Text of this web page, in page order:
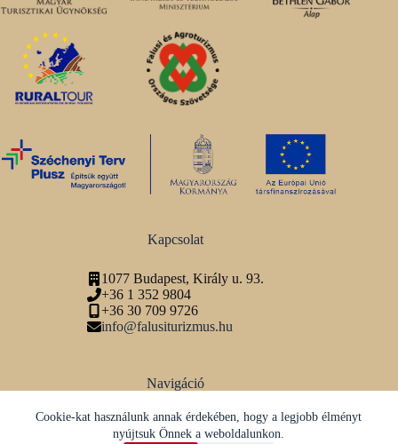
Cookie-kat használunk annak érdekében, hogy a legjobb élményt
nyújtsuk Önnek a weboldalunkon.
Kapcsolat
1077 Budapest, Király u. 93.
+36 1 352 9804
+36 30 709 9726
info@falusiturizmus.hu
Navigáció
Adatvédelmi tájékoztató
Közösségi média